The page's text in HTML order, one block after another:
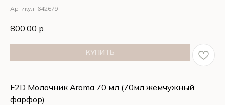
Артикул: 642679
800,00 р.
КУПИТЬ
F2D Молочник Aroma 70 мл (70мл жемчужный
фарфор)